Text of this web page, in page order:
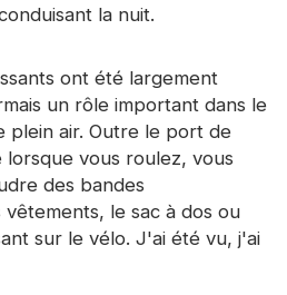
la nuit.
ont été largement
un rôle important dans le
plein air. Outre le port de
vous roulez, vous
des bandes
le sac à dos ou
sur le vélo. J'ai été vu, j'ai